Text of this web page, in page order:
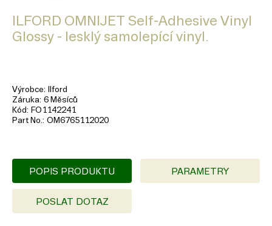
ILFORD OMNIJET Self-Adhesive Vinyl
Glossy - lesklý samolepící vinyl.
Výrobce
Ilford
Záruka 6 Měsíců
Kód
FO1142241
Part No. OM6765112020
POPIS PRODUKTU PARAMETRY
POSLAT DOTAZ